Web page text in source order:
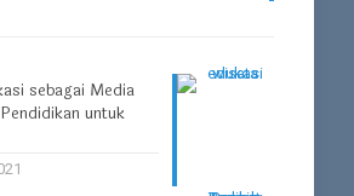
sebagai Media
untuk